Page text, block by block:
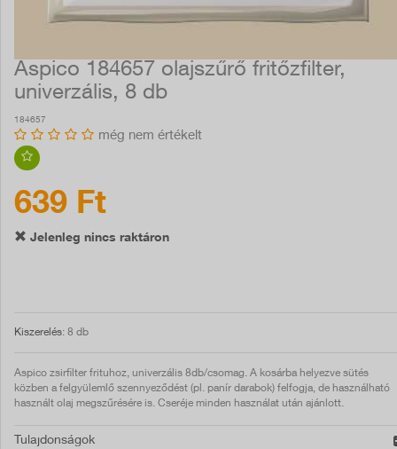
Aspico 184657 olajszűrő fritőzfilter,
univerzális, 8 db
184657
még nem értékelt
639 Ft
Jelenleg nincs raktáron
Kiszerelés: 8 db
Aspico zsirfilter frituhoz, univerzális 8db/csomag. A kosárba helyezve sütés
közben a felgyülemlő szennyeződést (pl. panír darabok) felfogja, de használható
használt olaj megszűrésére is. Cseréje minden használat után ajánlott.
Tulajdonságok